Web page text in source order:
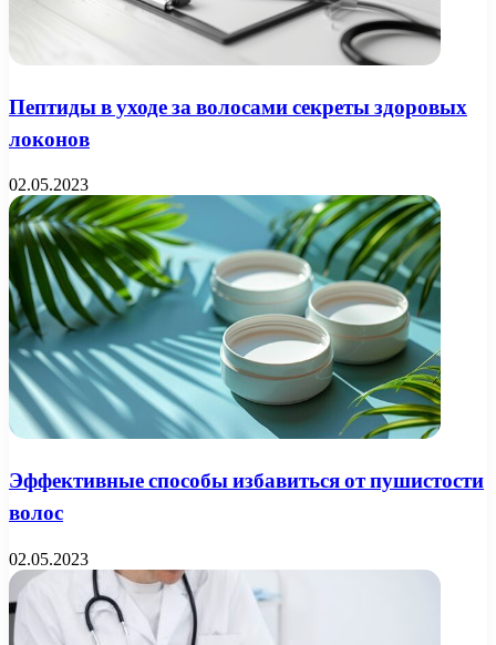
Пептиды в уходе за волосами секреты здоровых
локонов
02.05.2023
Эффективные способы избавиться от пушистости
волос
02.05.2023